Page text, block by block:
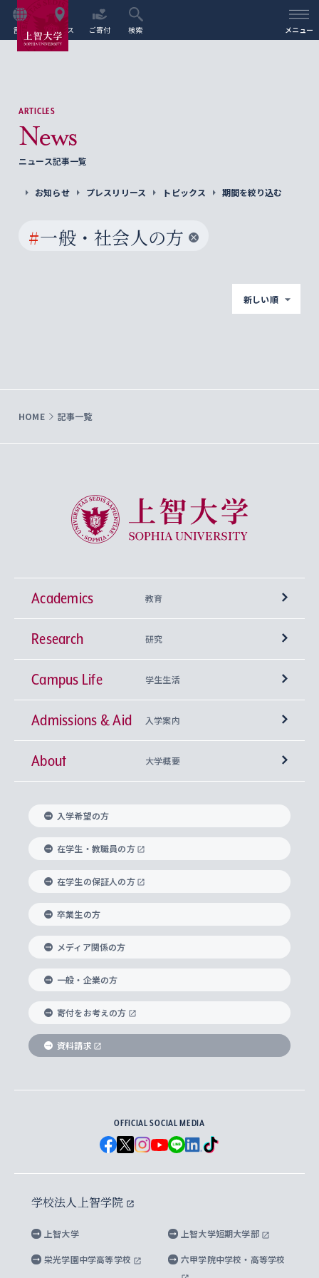
言語 アクセス ご寄付 検索 メニュー
ARTICLES
News
ニュース記事一覧
お知らせ プレスリリース トピックス 期間を絞り込む
#一般・社会人の方
新しい順
HOME 記事一覧
上智大学 Sophia University
Academics 教育
学部
神学部
文学部
総合人間科学部
経済学部
外国語学部
総合グローバル学部
国際教養学部
理工学部
Futures） – 持続可能な未来を考える６学科連携
興味から学科を探す
上智大学の全学共通教育
基盤教育センター
キリスト教人間学
身体知
思考と表現
データサイエンス
上智大学の語学教育
言語教育研究センター
上智大学のグローバル教育
グローバル教育センター
上智大学で学ぶ
海外で学ぶ
学びのサポート
大学院
神学研究科
実践宗教学研究科
総合人間科学研究科
経済学研究科
グローバル・スタディーズ研究科
助産学専攻科
生涯学習
Research 研究
研究所 等
キリスト教文化研究所
中世思想研究所
国際言語情報研究所
グローバル・コンサーン研究所
比較文化研究所
ヨーロッパ研究所
アジア文化研究所
アメリカ・カナダ研究所
メディア・ジャーナリズム研究所
水稀少社会研究センター
先進機械・構造材料イノベーションセンター
Sophia Open Research Weeks (SORW)
産官学連携
知的財産
研究支援制度
重点領域研究・自由課題研究
研究活動に関する法令・研究費の使用について
Campus Life 学生生活
学期区分と授業時間割
課外活動
課外教育プログラム
ボランティア活動
グローバルな学びのコミュニティ
学生の相談窓口
心身の健康相談
ハラスメント防止の取り組み
障がいのある学生への支援
キャリア形成サポート
キャリア形成支援プログラム
就職（内定先）・進路統計
企業の採用ご担当者様へのご案内
住まいのサポート
Admissions & Aid 入学案内
上智大学で取得できる学位
入れの方針）
科目等履修生
研究生・外国人特別研究生・国費留学生
交換留学生(海外大学から上智大学で学ぶ)
ノンディグリー生
Sophia Short-term Program受講生
学費・奨学金
学部入学前に出願する奨学金
国による高等教育の修学支援新制度
大学院生対象の奨学金
海外留学する際の費用と奨学金
About 大学概要
理事長・学長メッセージ
学長・副学長紹介
上智大学の精神
上智大学の理念
上智大学の沿革
ソフィア・アーカイブズ
上智大学とカトリック
グローバルエンゲージメント
上智大学を訪れた世界の知性
国連Weeks・アフリカWeeks
ダイバーシティ＆サステナビリティへの取り組み
上智大学公式ソーシャルメディア
学校法人上智学院について
数字で見る上智大学
上智大学のネットワーク
父母・保証人とのネットワーク
学外とのネットワーク
上智大学の出版物
上智大学大学案内・大学院案内
英文広報誌 SOPHIA magazine
上智大学のビジュアル・アイデンティティ
上智大学ビジュアル・アイデンティティ
上智大学校歌 ・上智大学学生歌
上智大学への取材・キャンパスでの撮影について
上智大学の公開情報
上智大学の教育研究活動等の情報公表
キャンパス案内
入学希望の方
在学生・教職員の方
在学生の保証人の方
卒業生の方
メディア関係の方
一般・企業の方
寄付をお考えの方
資料請求
OFFICIAL SOCIAL MEDIA
学校法人上智学院
上智大学 上智大学短期大学部
栄光学園中学高等学校 六甲学院中学校・高等学校